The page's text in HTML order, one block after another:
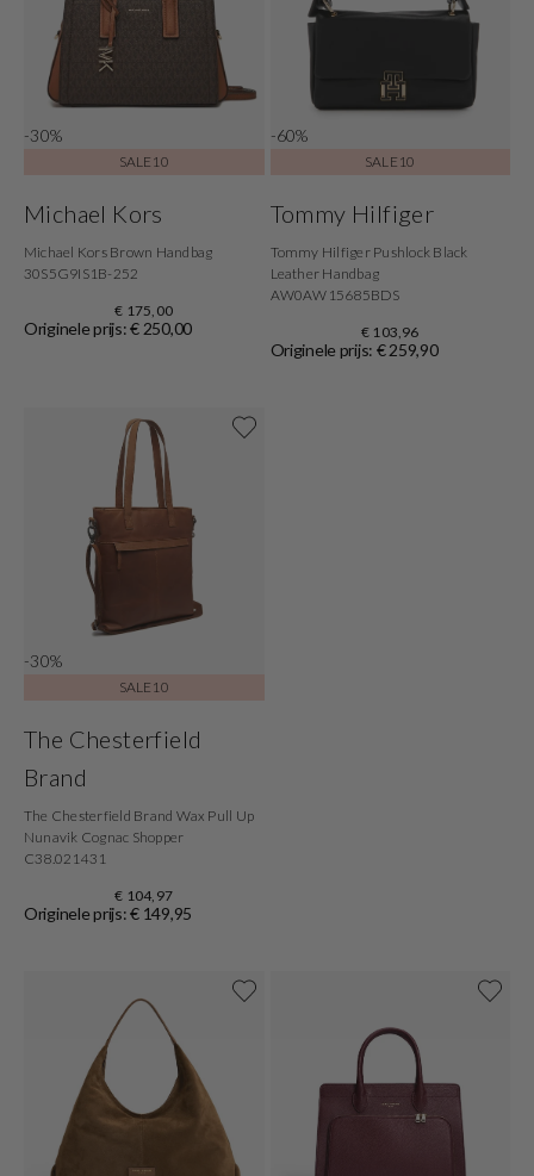
-30%
SALE10
Michael Kors
Michael Kors Brown Handbag
30S5G9IS1B-252
€ 175,00
Originele prijs: € 250,00
-60%
SALE10
Tommy Hilfiger
Tommy Hilfiger Pushlock Black
Leather Handbag
AW0AW15685BDS
€ 103,96
Originele prijs: € 259,90
-30%
SALE10
The Chesterfield
Brand
The Chesterfield Brand Wax Pull Up
Nunavik Cognac Shopper
C38.021431
€ 104,97
Originele prijs: € 149,95